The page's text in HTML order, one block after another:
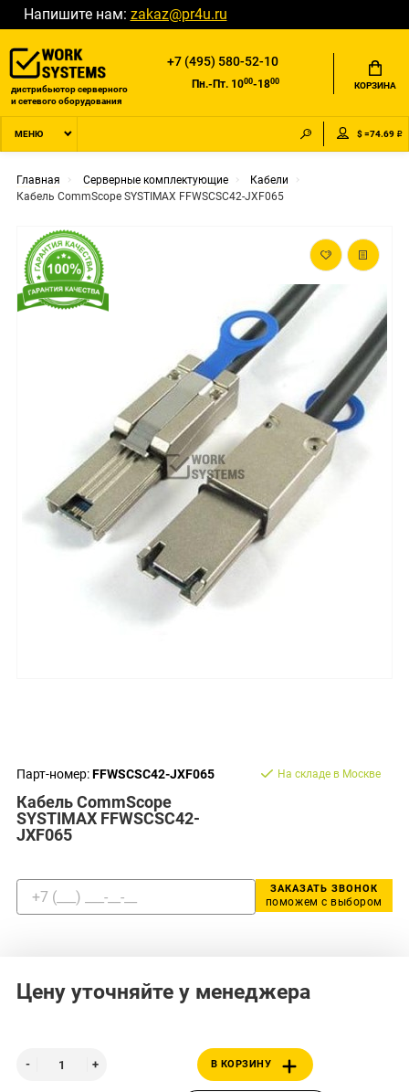
Напишите нам: zakaz@pr4u.ru
дистрибьютор серверного
и сетевого оборудования
+7 (495) 580-52-10
Пн.-Пт. 1000-1800 КОРЗИНА
МЕНЮ $ =74.69 ₽
Главная Серверные комплектующие
Кабели
Кабель CommScope SYSTIMAX FFWSCSC42-JXF065
Парт-номер:FFWSCSC42-JXF065
Кабель CommScope
SYSTIMAX FFWSCSC42-
JXF065
На складе в Москве
ЗАКАЗАТЬ ЗВОНОК
поможем с выбором
Цену уточняйте у менеджера
В КОРЗИНУ